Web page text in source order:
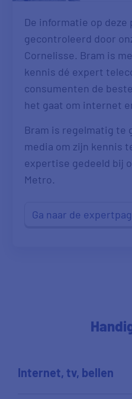
De informatie op deze
gecontroleerd door
Cornelisse. Bram is
kennis dé expert
consumenten de
het gaat om internet
Bram is regelmatig te
media om zijn kennis
expertise gedeeld bij
Metro.
Ga naar de
Internet, tv, bellen